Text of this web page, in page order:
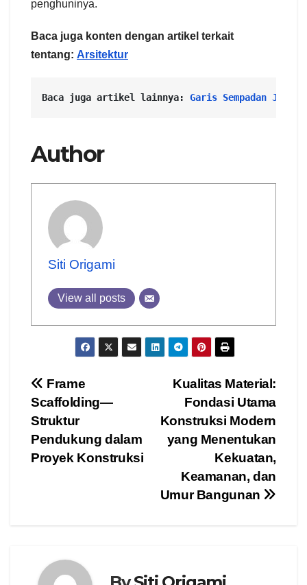
penghuninya.
Baca juga konten dengan artikel terkait
tentang: Arsitektur
Baca juga artikel lainnya: Garis Sempadan
Author
Siti Origami
View all posts
Post
navigation
Kualitas Material:
Fondasi Utama
Konstruksi Modern
yang Menentukan
Kekuatan,
Keamanan, dan
Umur Bangunan
Frame
Scaffolding—
Struktur
Pendukung dalam
Proyek Konstruksi